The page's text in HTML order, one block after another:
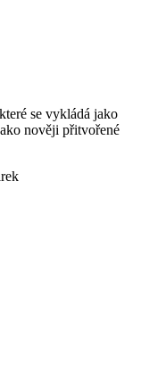
se vykládá jako
nověji přitvořené